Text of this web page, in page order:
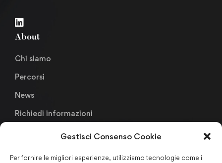
Gestisci Consenso Cookie
Per fornire le migliori esperienze, utilizziamo tecnologie come i
About
Chi siamo
Percorsi
News
Richiedi informazioni